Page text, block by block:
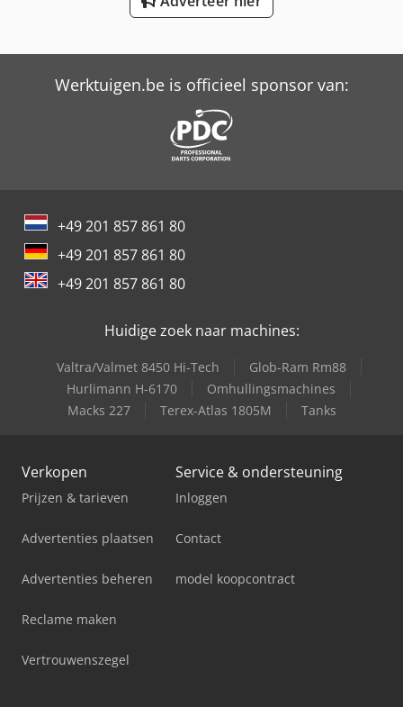
Max Holland Fd35T-Mgc6
Schaffer 2345 T
Versalift Lt-23-90-Tb
Werktuigen.be is officieel sponsor van:
+49 201 857 861 80
+49 201 857 861 80
+49 201 857 861 80
Huidige zoek naar machines:
Valtra/Valmet 8450 Hi-Tech
Glob-Ram Rm88
Hurlimann H-6170
Omhullingsmachines
Macks 227
Terex-Atlas 1805M Tanks
Verkopen
Prijzen & tarieven
Advertenties plaatsen
Advertenties beheren
Reclame maken
Vertrouwenszegel
Service & ondersteuning
Inloggen
Contact
model koopcontract